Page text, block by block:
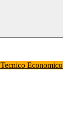
Tecnico Economico